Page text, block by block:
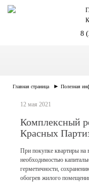
8
Главная страница ► Полезная
12 мая 2021
Комплексный
Красных
При покупке квартиры на
необходимостью
герметичности,
обогрев жилого